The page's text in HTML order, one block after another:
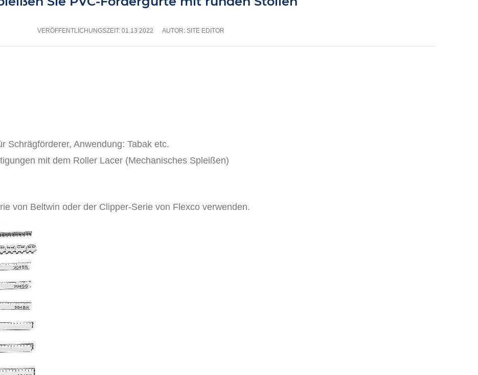
VERÖFFENTLICHUNGSZEIT: 01.13 2022 AUTOR: SITE EDITOR
Schrägförderer, Anwendung: Tabak etc.
mit dem Roller Lacer (Mechanisches Spleißen)
von Beltwin oder der Clipper-Serie von Flexco verwenden.